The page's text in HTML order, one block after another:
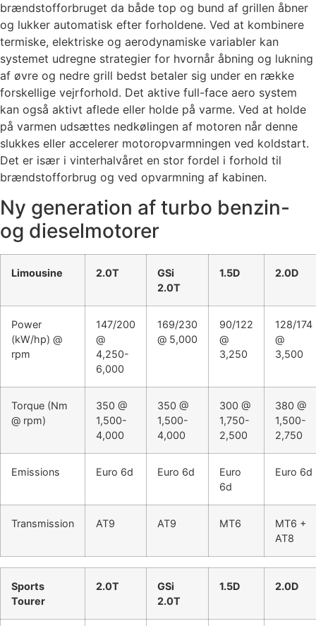
brændstofforbruget da både top og bund af grillen åbner
og lukker automatisk efter forholdene. Ved at kombinere
termiske, elektriske og aerodynamiske variabler kan
systemet udregne strategier for hvornår åbning og lukning
af øvre og nedre grill bedst betaler sig under en række
forskellige vejrforhold. Det aktive full-face aero system
kan også aktivt aflede eller holde på varme. Ved at holde
på varmen udsættes nedkølingen af motoren når denne
slukkes eller accelerer motoropvarmningen ved koldstart.
Det er især i vinterhalvåret en stor fordel i forhold til
brændstofforbrug og ved opvarmning af kabinen.
Ny generation af turbo benzin-
og dieselmotorer
Limousine 2.0T
GSi
2.0T
1.5D 2.0D
Power
(kW/hp) @
rpm
147/200
@
4,250-
6,000
169/230
@ 5,000
90/122
@
3,250
128/174
@
3,500
Torque (Nm
@ rpm)
350 @
1,500-
4,000
350 @
1,500-
4,000
300 @
1,750-
2,500
380 @
1,500-
2,750
Emissions Euro 6d Euro 6d
Euro
6d
Euro 6d
Transmission AT9 AT9 MT6
MT6 +
AT8
Sports
Tourer
2.0T
GSi
2.0T
1.5D 2.0D